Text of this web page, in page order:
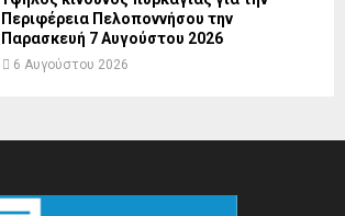
Περιφέρεια Πελοποννήσου την
Παρασκευή 7 Αυγούστου 2026
6 Αυγούστου 2026